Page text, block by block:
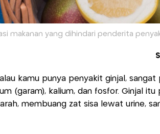
makanan yang dihindari penderita
kamu punya penyakit ginjal,
(garam), kalium, dan fosfor. Ginjal
membuang zat sisa lewat urine,